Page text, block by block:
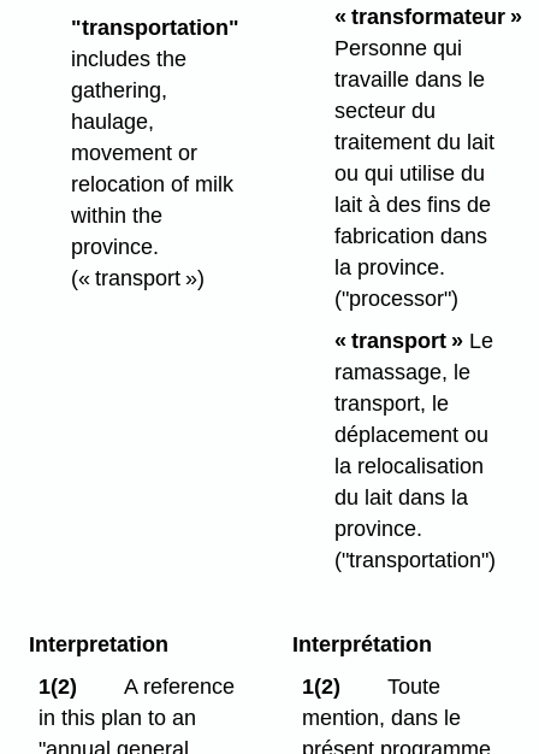
"transportation"
includes the
gathering,
haulage,
movement or
relocation of milk
within the
province.
(« transport »)
« transformateur »
Personne qui
travaille dans le
secteur du
traitement du lait
ou qui utilise du
lait à des fins de
fabrication dans
la province.
("processor")
« transport »Le
ramassage, le
transport, le
déplacement ou
la relocalisation
du lait dans la
province.
("transportation")
Interpretation
1(2)
A reference
in this plan to an
"annual general
Interprétation
1(2)
Toute
mention, dans le
présent programme,